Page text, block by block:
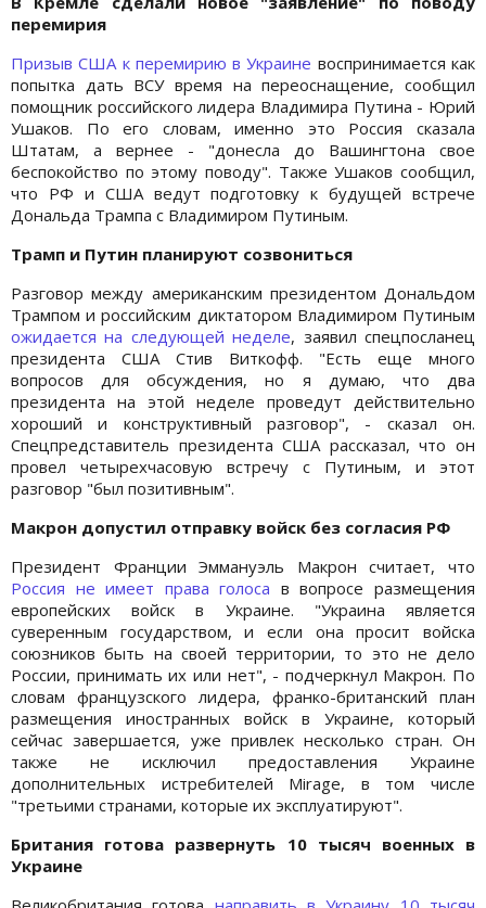
перемирия
Призыв США к перемирию в Украине воспринимается как
попытка дать ВСУ время на переоснащение, сообщил
помощник российского лидера Владимира Путина - Юрий
Ушаков. По его словам, именно это Россия сказала
Штатам, а вернее - "‎донесла до Вашингтона свое
беспокойство по этому поводу". Также Ушаков сообщил,
что РФ и США ведут подготовку к будущей встрече
Дональда Трампа с Владимиром Путиным.
Трамп и Путин планируют созвониться
Разговор между американским президентом Дональдом
Трампом и российским диктатором Владимиром Путиным
ожидается на следующей неделе, заявил спецпосланец
президента США Стив Виткофф. "Есть еще много
вопросов для обсуждения, но я думаю, что два
президента на этой неделе проведут действительно
хороший и конструктивный разговор", - сказал он.
Спецпредставитель президента США рассказал, что он
провел четырехчасовую встречу с Путиным, и этот
разговор "был позитивным".
Макрон допустил отправку войск без согласия РФ
Президент Франции Эммануэль Макрон считает, что
Россия не имеет права голоса в вопросе размещения
европейских войск в Украине. "Украина является
суверенным государством, и если она просит войска
союзников быть на своей территории, то это не дело
России, принимать их или нет", - подчеркнул Макрон. По
словам французского лидера, франко-британский план
размещения иностранных войск в Украине, который
сейчас завершается, уже привлек несколько стран. Он
также не исключил предоставления Украине
дополнительных истребителей Mirage, в том числе
"третьими странами, которые их эксплуатируют".
Британия готова развернуть 10 тысяч военных в
Украине